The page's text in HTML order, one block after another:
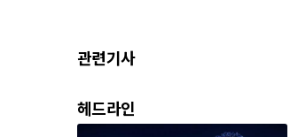
관련기사
헤드라인